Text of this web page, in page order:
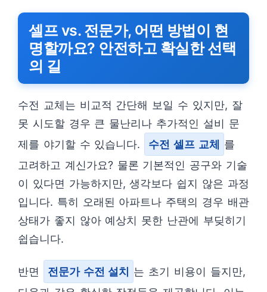
셀프 vs. 전문가, 어떤 방법이 현
명할까요? 안전하고 확실한 선택
의 길
수전 교체는 비교적 간단해 보일 수 있지만, 잘
못 시도할 경우 큰 물난리나 추가적인 설비 문
제를 야기할 수 있습니다.
수전 셀프 교체
를
고려하고 계신가요? 물론 기본적인 공구와 기술
이 있다면 가능하지만, 생각보다 쉽지 않은 과정
입니다. 특히 오래된 아파트나 주택의 경우 배관
상태가 좋지 않아 예상치 못한 난관에 부딪히기
쉽습니다.
반면 전문가 수전 설치
는 초기 비용이 들지만,